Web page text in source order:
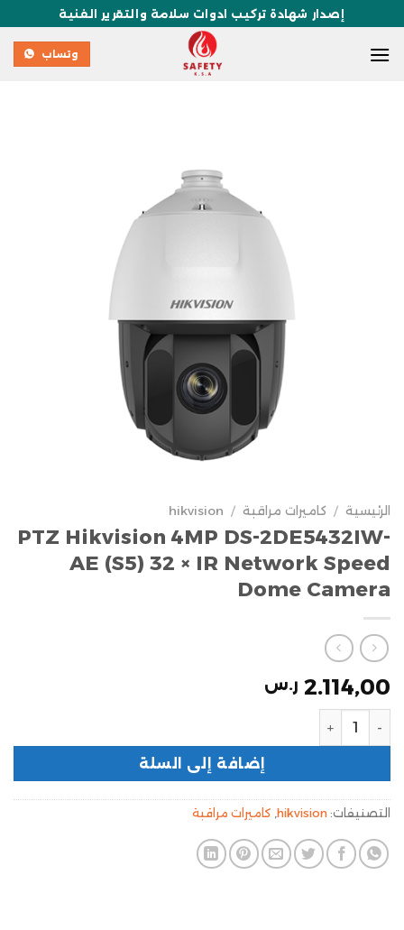
إصدار شهادة تركيب ادوات سلامة والتقرير الفنية
وتساب
الرئيسية / كاميرات مراقبة /
hikvision
PTZ Hikvision 4MP DS-2DE5432IW-
AE (S5) 32 × IR Network Speed
Dome Camera
2.114,00 ر.س
إضافة إلى السلة
التصنيفات: hikvision
, كاميرات مراقبة